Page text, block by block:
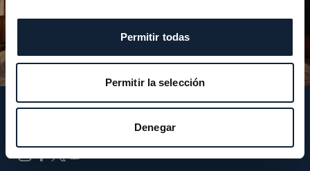
Permitir todas
Permitir la selección
Denegar